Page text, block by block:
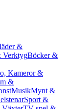
&
VerktygBöcker &
Kameror &
&
MusikMynt &
Sport &